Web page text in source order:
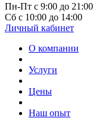
Пн-Пт с 9:00 до 21:00
Сб с 10:00 до 14:00
Личный кабинет
О компании
Услуги
Цены
Наш опыт